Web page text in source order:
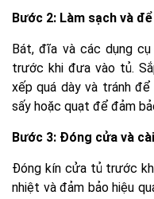
Bước 2: Làm sạch và
Bát, đĩa và các dụng
trước khi đưa vào tủ.
xếp quá dày và tránh
sấy hoặc quạt để đảm
Bước 3: Đóng cửa và
Đóng kín cửa tủ trước
nhiệt và đảm bảo hiệu